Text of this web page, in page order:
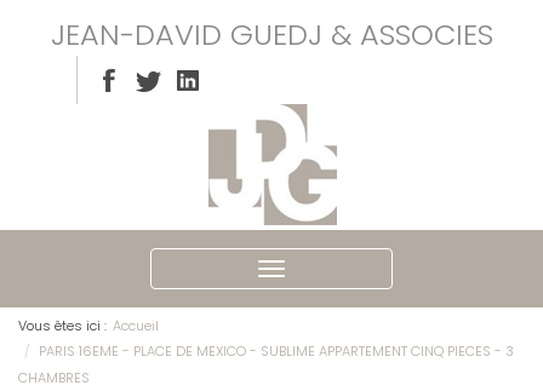
JEAN-DAVID GUEDJ & ASSOCIES
Ouvrir
le
Vous êtes ici : Accueil
PARIS 16EME - PLACE DE MEXICO - SUBLIME APPARTEMENT CINQ PIECES - 3
CHAMBRES